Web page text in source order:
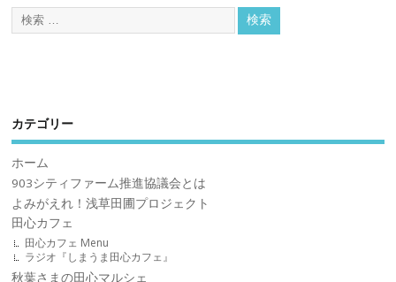
カテゴリー
ホーム
903シティファーム推進協議会とは
よみがえれ！浅草田圃プロジェクト
田心カフェ
田心カフェ Menu
ラジオ『しまうま田心カフェ』
秋葉さまの田心マルシェ